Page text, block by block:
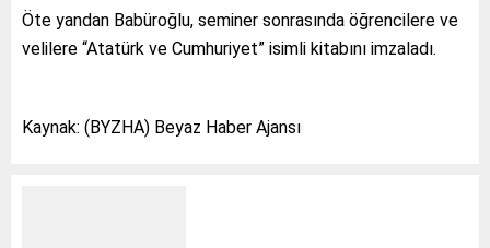
Öte yandan Babüroğlu, seminer sonrasında öğrencilere ve
velilere “Atatürk ve Cumhuriyet” isimli kitabını imzaladı.
Kaynak: (BYZHA) Beyaz Haber Ajansı